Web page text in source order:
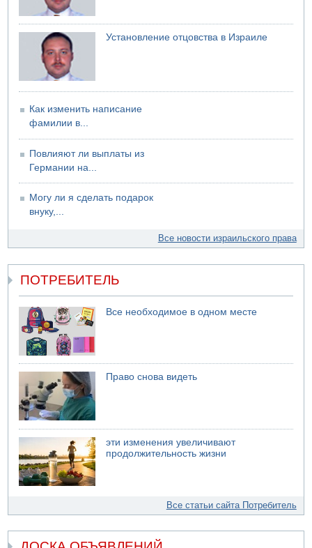
06.08.2026 13:07
Возле Кирьят-Арбы пожар на местности
06.08.2026 12:06
США не будут давить на Израиль в вопросе Ливана
06.08.2026 11:41
Установление отцовства в Израиле
Как изменить написание
фамилии в...
Повлияют ли выплаты из
Германии на...
Могу ли я сделать подарок
внуку,...
Все новости израильского права
ПОТРЕБИТЕЛЬ
Все необходимое в одном месте
Право снова видеть
эти изменения увеличивают
продолжительность жизни
Все статьи сайта Потребитель